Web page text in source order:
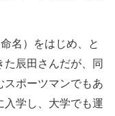
名）をはじめ、と
辰田さんだが、同
スポーツマンでもあ
入学し、大学でも運